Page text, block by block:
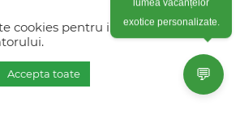
oferta personalizata
Popeia 43, Sector 5, Bucuresti
cookies pentru imbunatati
Accepta toate 💬
lumea vacanțelor
exotice personalizate.